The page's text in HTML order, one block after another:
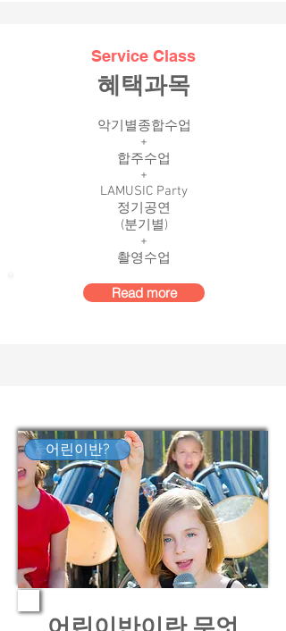
Service Class
혜택과목
악기별종합수업
+
합주수업​
+
LAMUSIC Party
정기공연
(분기별)
+
​촬영수업
Read more
어린이반?